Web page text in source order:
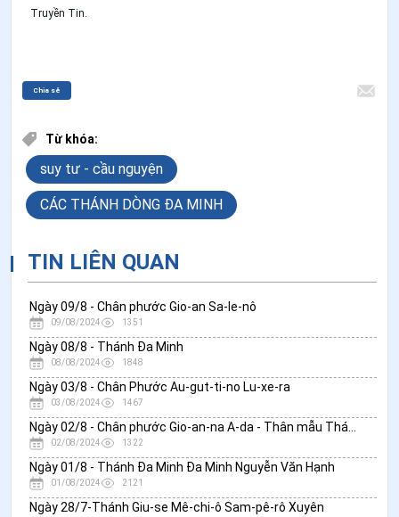
Truyền Tin.
Chia sẻ
Từ khóa:
suy tư - cầu nguyện
CÁC THÁNH DÒNG ĐA MINH
TIN LIÊN QUAN
Ngày 09/8 - Chân phước Gio-an Sa-le-nô
09/08/2024 1351
Ngày 08/8 - Thánh Đa Minh
08/08/2024 1848
Ngày 03/8 - Chân Phước Au-gut-ti-no Lu-xe-ra
03/08/2024 1467
02/08/2024 1322
Ngày 01/8 - Thánh Đa Minh Đa Minh Nguyễn Văn Hạnh
01/08/2024 2121
Ngày 28/7-Thánh Giu-se Mê-chi-ô Sam-pê-rô Xuyên